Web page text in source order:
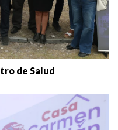
de Salud